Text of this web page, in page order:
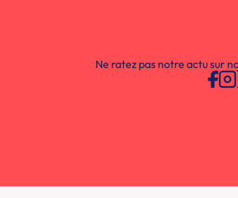
Ne ratez pas notre actu sur